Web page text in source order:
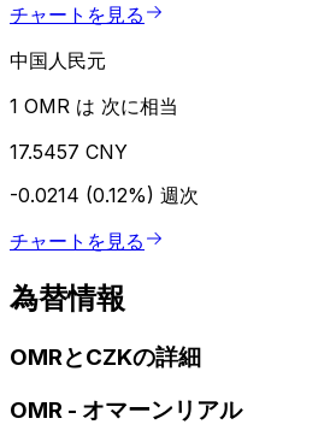
チャートを見る
中国人民元
1 OMR は 次に相当
17.5457 CNY
-0.0214 (0.12%) 週次
チャートを見る
為替情報
OMRとCZKの詳細
OMR - オマーンリアル